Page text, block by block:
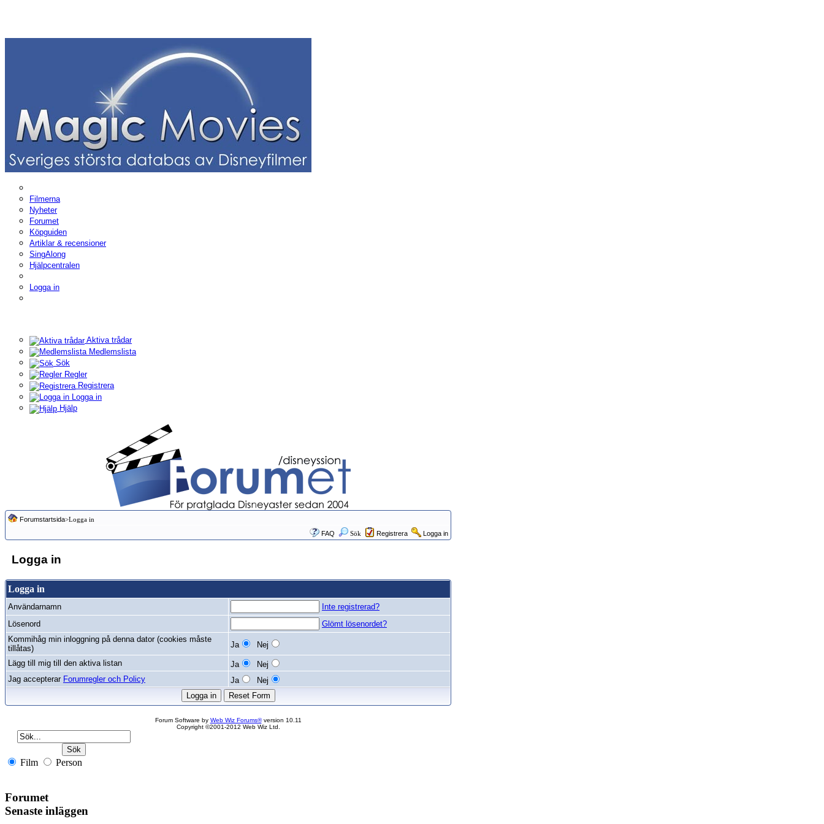
Filmerna
Nyheter
Forumet
Köpguiden
Artiklar & recensioner
SingAlong
Hjälpcentralen
Logga in
Aktiva trådar
Medlemslista
Sök
Regler
Registrera
Logga in
Hjälp
Forumstartsida>Logga in
FAQ
Sök Registrera Logga in
Logga in
Logga in
Användarnamn
Inte registrerad?
Lösenord
Glömt lösenordet?
Kommihåg min inloggning på denna dator (cookies måste
tillåtas)
Ja
Nej
Lägg till mig till den aktiva listan
Ja
Nej
Jag accepterar Forumregler och Policy Ja Nej
Forum Software by Web Wiz Forums®version 10.11
Copyright ©2001-2012 Web Wiz Ltd.
Film Person
Forumet
Senaste inläggen